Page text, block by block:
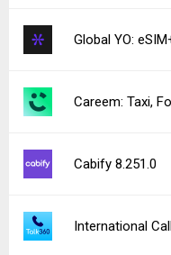
Global YO:
Careem: Taxi,
Cabify 8.251.0
International